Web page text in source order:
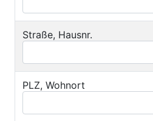
Straße, Hausnr.
PLZ, Wohnort